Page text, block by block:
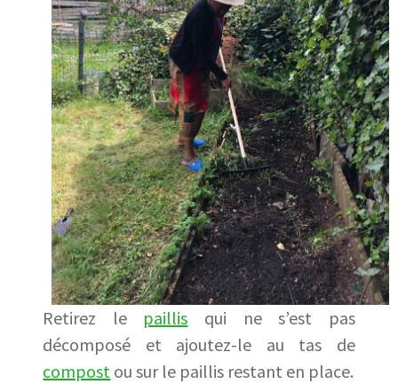
Retirez le paillis qui ne s’est pas
décomposé et ajoutez-le au tas de
compost ou sur le paillis restant en place.